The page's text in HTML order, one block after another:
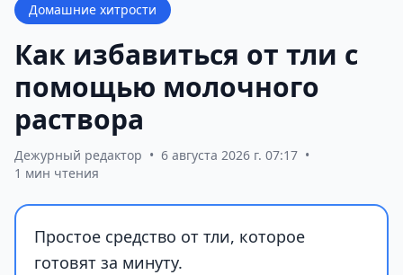
Домашние хитрости
Как избавиться от тли с
помощью молочного
раствора
Дежурный редактор • 6 августа 2026 г. 07:17 •
1 мин чтения
Простое средство от тли, которое
готовят за минуту.